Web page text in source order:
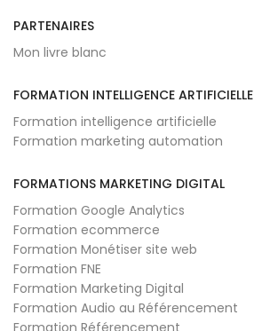
PARTENAIRES
Mon livre blanc
FORMATION INTELLIGENCE ARTIFICIELLE
Formation intelligence artificielle
Formation marketing automation
FORMATIONS MARKETING DIGITAL
Formation Google Analytics
Formation ecommerce
Formation Monétiser site web
Formation FNE
Formation Marketing Digital
Formation Audio au Référencement
Formation Référencement